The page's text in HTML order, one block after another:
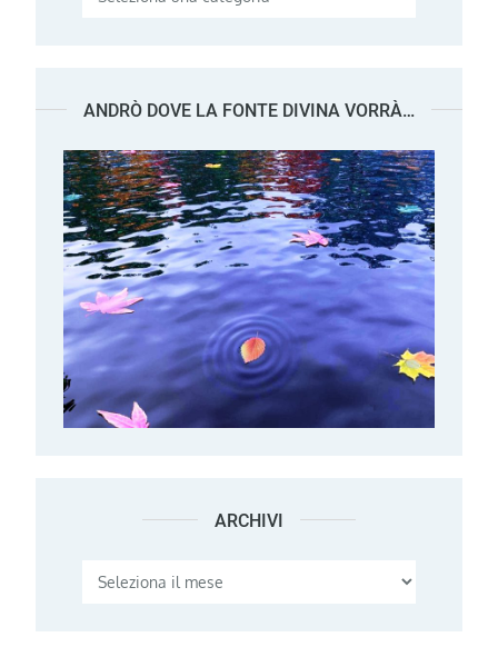
ANDRÒ DOVE LA FONTE DIVINA VORRÀ…
ARCHIVI Archivi